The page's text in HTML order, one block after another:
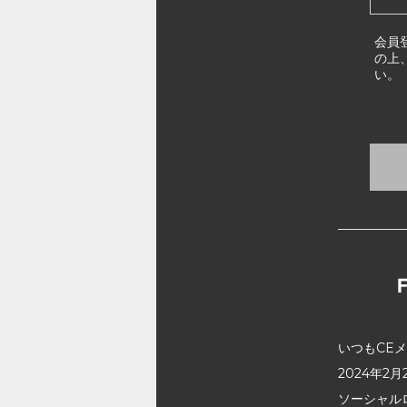
会員
の上
い。
いつもCE
2024年2月
ソーシャ